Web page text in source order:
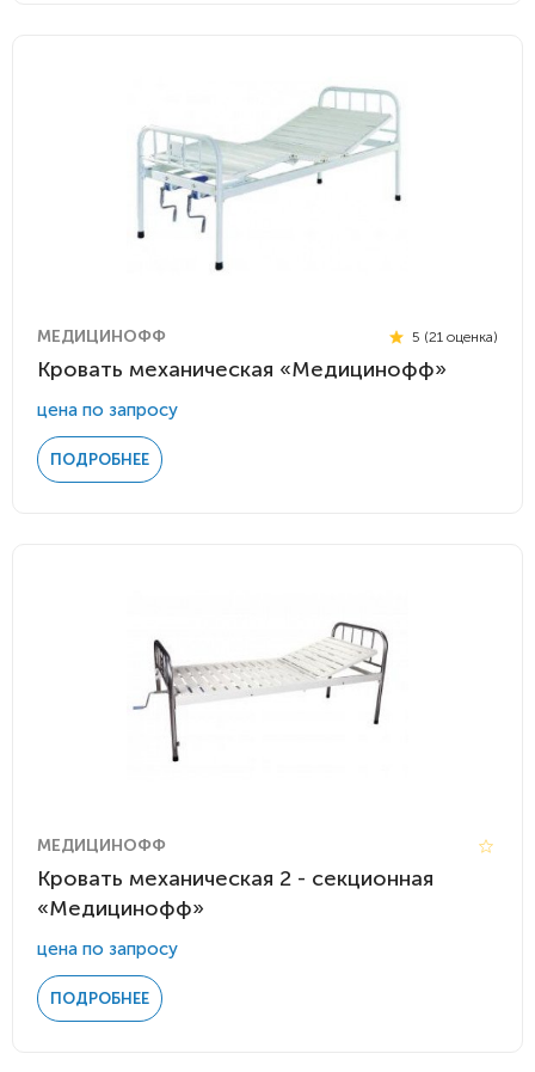
МЕДИЦИНОФФ 5 (21 оценка)
Кровать механическая «Медицинофф»
цена по запросу
ПОДРОБНЕЕ
МЕДИЦИНОФФ
Кровать механическая 2 - секционная
«Медицинофф»
цена по запросу
ПОДРОБНЕЕ